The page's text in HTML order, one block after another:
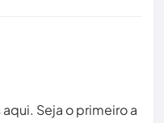
Seja o primeiro a